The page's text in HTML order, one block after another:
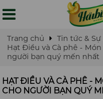
Trang chủ
Tin tức &
Hạt Điều và Cà phê -
người bạn quý mến nhất
HẠT ĐIỀU VÀ CÀ PHÊ -
CHO NGƯỜI BẠN QUÝ